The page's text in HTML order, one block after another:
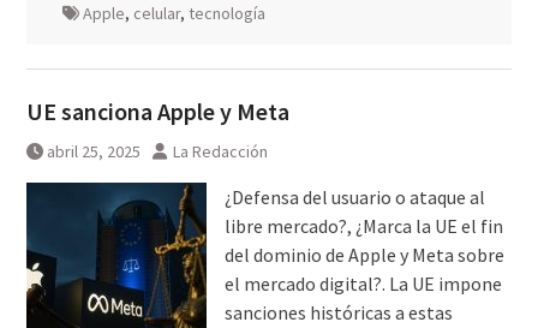
Apple, celular, tecnología
UE sanciona Apple y Meta
abril 25, 2025 La Redacción
¿Defensa del usuario o ataque al
libre mercado?, ¿Marca la UE el fin
del dominio de Apple y Meta sobre
el mercado digital?. La UE impone
sanciones históricas a estas